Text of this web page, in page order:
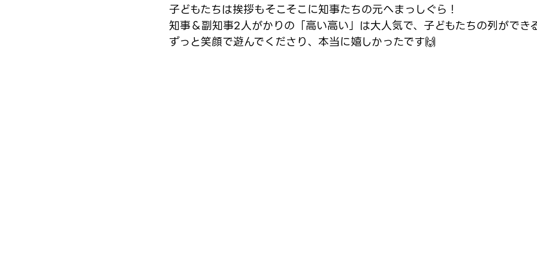
子どもたちは挨拶もそこそこに知事たちの元へまっしぐら！
知事＆副知事2人がかりの「高い高い」は大人気で、子どもたちの列ができ
ずっと笑顔で遊んでくださり、本当に嬉しかったです🙌